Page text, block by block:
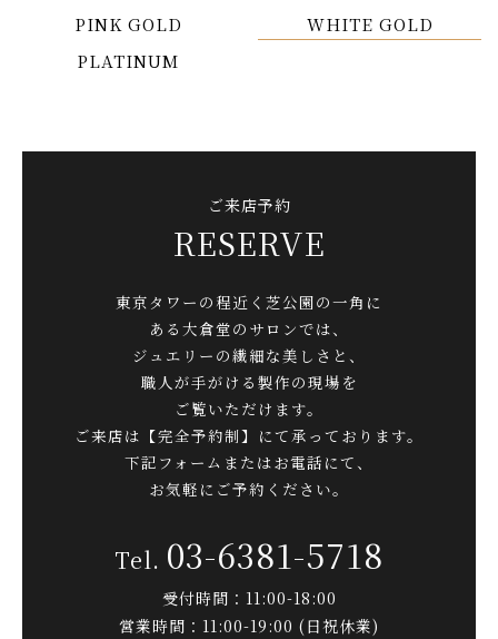
PINK GOLD
WHITE GOLD
PLATINUM
ご来店予約
RESERVE
東京タワーの程近く芝公園の一角に
ある大倉堂のサロンでは、
ジュエリーの繊細な美しさと、
職人が手がける製作の現場を
ご覧いただけます。
ご来店は【完全予約制】にて承っております。
下記フォームまたはお電話にて、
お気軽にご予約ください。
03-6381-5718
受付時間：11:00-18:00
営業時間：11:00-19:00 (日祝休業)